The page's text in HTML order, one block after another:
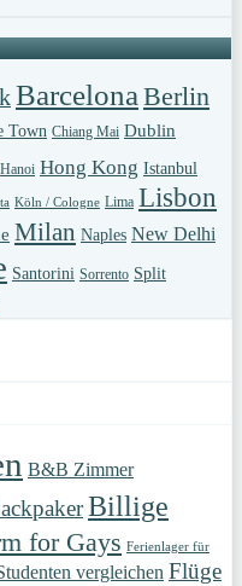
Barcelona Berlin
Town Chiang Mai Dublin
Hanoi Hong Kong Istanbul
Köln / Cologne Lima Lisbon
Milan Naples New Delhi
Santorini Sorrento Split
B&B Zimmer
Billige
for Gays Ferienlager für
vergleichen Flüge